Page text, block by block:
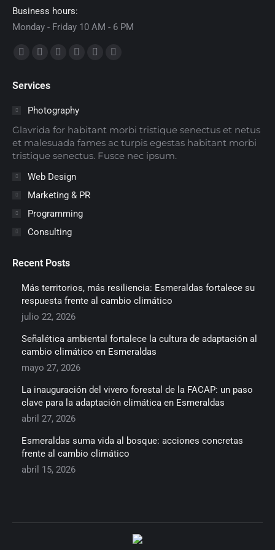
Business hours:
Monday - Friday 10 AM - 6 PM
Encuéntranos en:
Facebook
opens
window
X
opens
in
window
Dribbble
in
window
YouTube
in
window
Delicious
window
Flickr
window
Services
Photography
Glavrida for habitant morbi tristique senectus et netus
et malesuada fames ac turpis egestas habitant morbi
tristique senectus. Fusce nec ipsum.
Web Design
Marketing & PR
Programming
Consulting
Recent Posts
Más territorios, más resiliencia: Esmeraldas fortalece su
respuesta frente al cambio climático
julio 22, 2026
Señalética ambiental fortalece la cultura de adaptación al
cambio climático en Esmeraldas
mayo 27, 2026
La inauguración del vivero forestal de la FACAP: un paso
clave para la adaptación climática en Esmeraldas
abril 27, 2026
Esmeraldas suma vida al bosque: acciones concretas
frente al cambio climático
abril 15, 2026